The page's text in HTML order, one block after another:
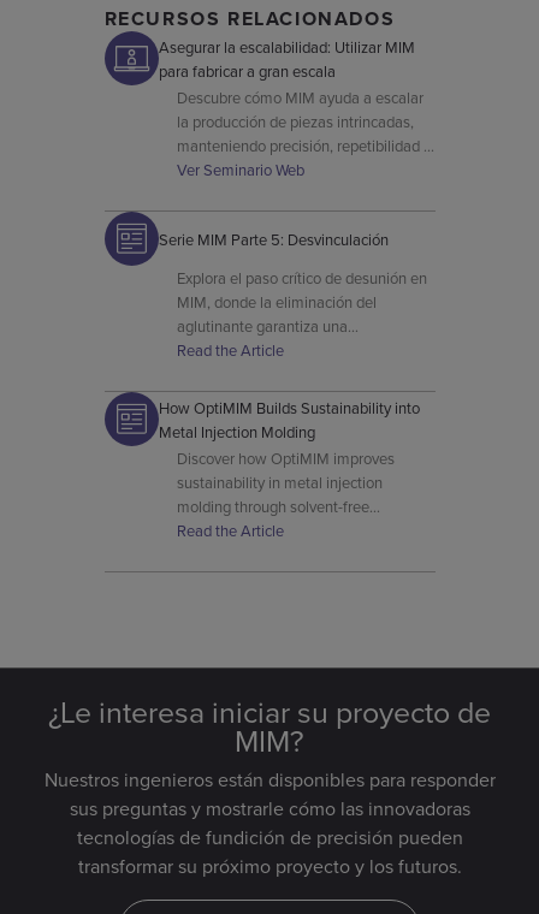
RECURSOS RELACIONADOS
Asegurar la escalabilidad: Utilizar MIM
para fabricar a gran escala
Descubre cómo MIM ayuda a escalar
la producción de piezas intrincadas,
manteniendo precisión, repetibilidad y
control de costes desde el prototipo
Ver Seminario Web
Serie MIM Parte 5: Desvinculación
Explora el paso crítico de desunión en
MIM, donde la eliminación del
aglutinante garantiza una
densificación exitosa y precisión
Read the Article
How OptiMIM Builds Sustainability into
Metal Injection Molding
Discover how OptiMIM improves
sustainability in metal injection
molding through solvent-free
processing, waste reduction, and
Read the Article
¿Le interesa iniciar su proyecto de
MIM?
Nuestros ingenieros están disponibles para responder
sus preguntas y mostrarle cómo las innovadoras
tecnologías de fundición de precisión pueden
transformar su próximo proyecto y los futuros.